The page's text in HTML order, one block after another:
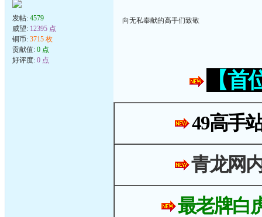
发帖: 4579
威望: 12395 点
铜币: 3715 枚
贡献值: 0 点
好评度: 0 点
向无私奉献的高手们致敬
【
49高手
青龙网
最老牌白